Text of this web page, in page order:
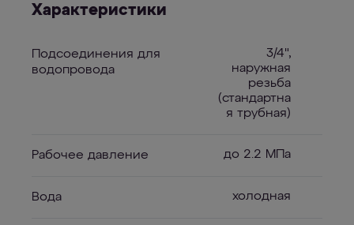
Характеристики
Подсоединения для
водопровода
3/4",
наружная
резьба
(стандартна
я трубная)
Рабочее давление до 2.2 МПа
Вода холодная